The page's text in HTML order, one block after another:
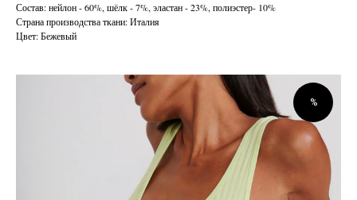
Состав: нейлон - 60%, шёлк - 7%, эластан - 23%, полиэстер- 10%
Страна производства ткани: Италия
Цвет: Бежевый
%